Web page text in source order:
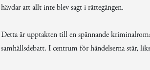
hävdar att allt inte blev sagt i rättegången.
Detta är upptakten till en spännande
samhällsdebatt. I centrum för händelserna står,